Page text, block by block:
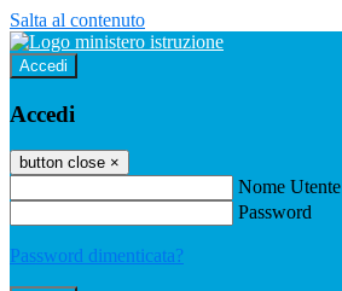
Salta al contenuto
Accedi
Accedi
button close ×
Nome Utente
Password
Password dimenticata?